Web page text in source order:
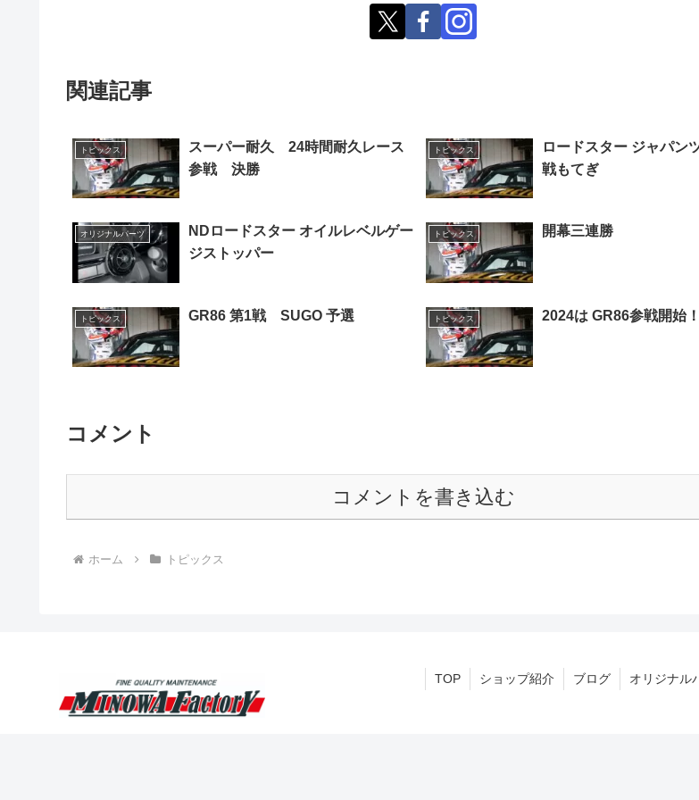
関連記事
トピックス
スーパー耐久 24時間耐久レース
参戦 決勝
トピックス
ロードスター ジャパン
戦もてぎ
オリジナルパーツ
NDロードスター オイルレベルゲー
ジストッパー
トピックス 開幕三連勝
トピックス GR86 第1戦 SUGO 予選 トピックス 2024は GR86参戦開始！
コメント
コメントを書き込む
ホーム トピックス
TOP ショップ紹介 ブログ オリジナル